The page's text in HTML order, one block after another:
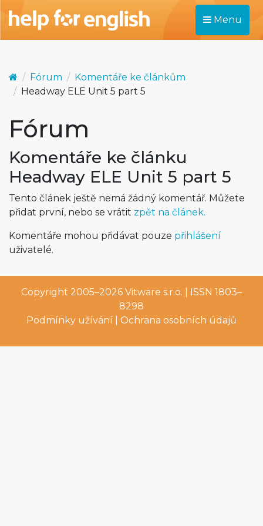
Menu
Fórum
Komentáře ke článkům
Headway ELE Unit 5 part 5
Fórum
Komentáře ke článku
Headway ELE Unit 5 part 5
Tento článek ještě nemá žádný komentář. Můžete
přidat první, nebo se vrátit zpět na článek.
Komentáře mohou přidávat pouze přihlášení
uživatelé.
Copyright 2005–2026 Vitware s.r.o. | ISSN 1803–
8298
Podmínky užívání
Ochrana osobních údajů